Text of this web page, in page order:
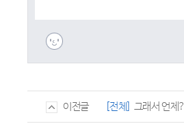
이전글 [전체] 그래서 언제?